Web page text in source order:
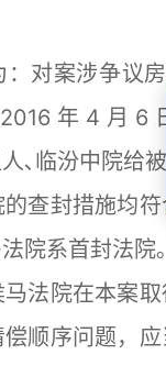
案涉争议房
年 4 月 6
､临汾中院给
查封措施均
院系首封法院｡
院在本案取
顺序问题，